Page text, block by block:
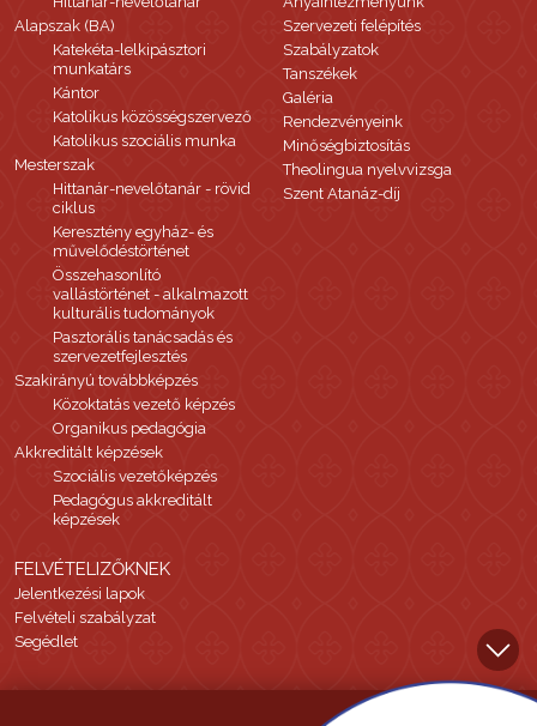
Alapszak (BA)
Katekéta-lelkipásztori
munkatárs
Kántor
Katolikus közösségszervező
Katolikus szociális munka
Mesterszak
Hittanár-nevelőtanár - rövid
ciklus
Keresztény egyház- és
művelődéstörténet
Összehasonlító
vallástörténet - alkalmazott
kulturális tudományok
Pasztorális tanácsadás és
szervezetfejlesztés
Szakirányú továbbképzés
Közoktatás vezető képzés
Organikus pedagógia
Akkreditált képzések
Szociális vezetőképzés
Pedagógus akkreditált
képzések
Szervezeti felépítés
Szabályzatok
Tanszékek
Galéria
Rendezvényeink
Minőségbiztosítás
Theolingua nyelvvizsga
Szent Atanáz-díj
FELVÉTELIZŐKNEK
Jelentkezési lapok
Felvételi szabályzat
Segédlet